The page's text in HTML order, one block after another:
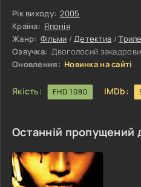
власними голосами. Місцеві
Юмі та її нещодавно знайомий
Хіроші вирішили розгадати
однолітків. З кожним новим
дедалі небезпечнішим і
Рік виходу: 2005
Країна: Японія
Жанр: Фільми /Детектив /
Озвучка: Двоголосий
Оновлення: Новинка на сайті
Якість: FHD 1080 IMDb:
Останній пропущений